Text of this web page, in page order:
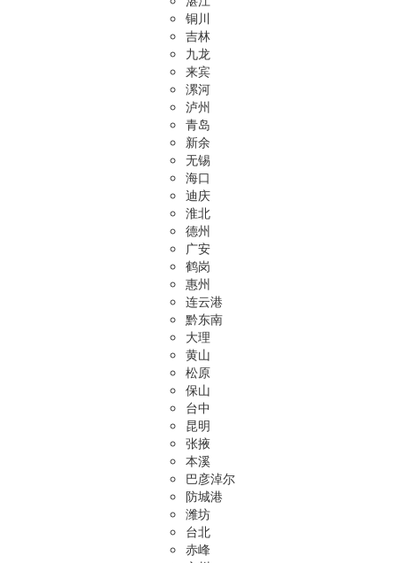
铜川
吉林
九龙
来宾
漯河
泸州
青岛
新余
无锡
海口
迪庆
淮北
德州
广安
鹤岗
惠州
连云港
黔东南
大理
黄山
松原
保山
台中
昆明
张掖
本溪
巴彦淖尔
防城港
潍坊
台北
赤峰